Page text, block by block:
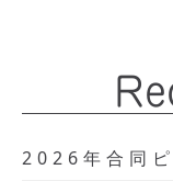
2026年合同